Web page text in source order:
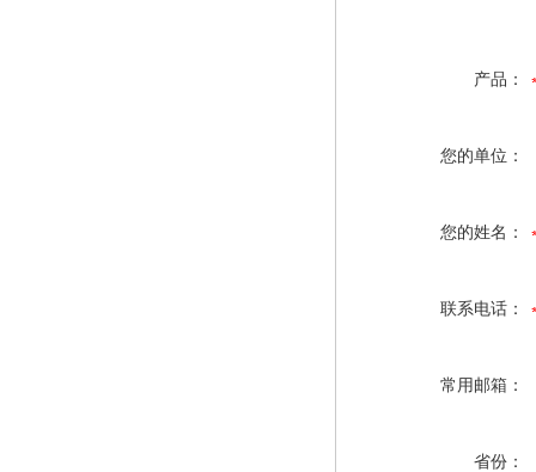
产品：
您的单位：
您的姓名：
联系电话：
常用邮箱：
省份：